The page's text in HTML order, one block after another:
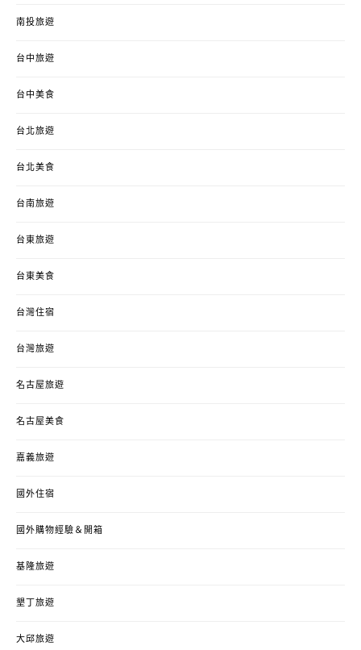
南投旅遊
台中旅遊
台中美食
台北旅遊
台北美食
台南旅遊
台東旅遊
台東美食
台灣住宿
台灣旅遊
名古屋旅遊
名古屋美食
嘉義旅遊
國外住宿
國外購物經驗＆開箱
基隆旅遊
墾丁旅遊
大邱旅遊